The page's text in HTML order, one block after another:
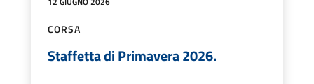
CORSA
Staffetta di Primavera 2026.